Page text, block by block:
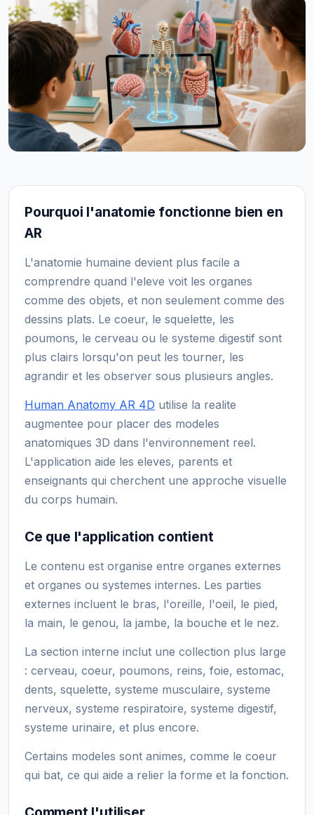
Pourquoi l'anatomie fonctionne bien en
AR
L'anatomie humaine devient plus facile a
comprendre quand l'eleve voit les organes
comme des objets, et non seulement comme des
dessins plats. Le coeur, le squelette, les
poumons, le cerveau ou le systeme digestif sont
plus clairs lorsqu'on peut les tourner, les
agrandir et les observer sous plusieurs angles.
Human Anatomy AR 4D utilise la realite
augmentee pour placer des modeles
anatomiques 3D dans l'environnement reel.
L'application aide les eleves, parents et
enseignants qui cherchent une approche visuelle
du corps humain.
Ce que l'application contient
Le contenu est organise entre organes externes
et organes ou systemes internes. Les parties
externes incluent le bras, l'oreille, l'oeil, le pied,
la main, le genou, la jambe, la bouche et le nez.
La section interne inclut une collection plus large
: cerveau, coeur, poumons, reins, foie, estomac,
dents, squelette, systeme musculaire, systeme
nerveux, systeme respiratoire, systeme digestif,
systeme urinaire, et plus encore.
Certains modeles sont animes, comme le coeur
qui bat, ce qui aide a relier la forme et la fonction.